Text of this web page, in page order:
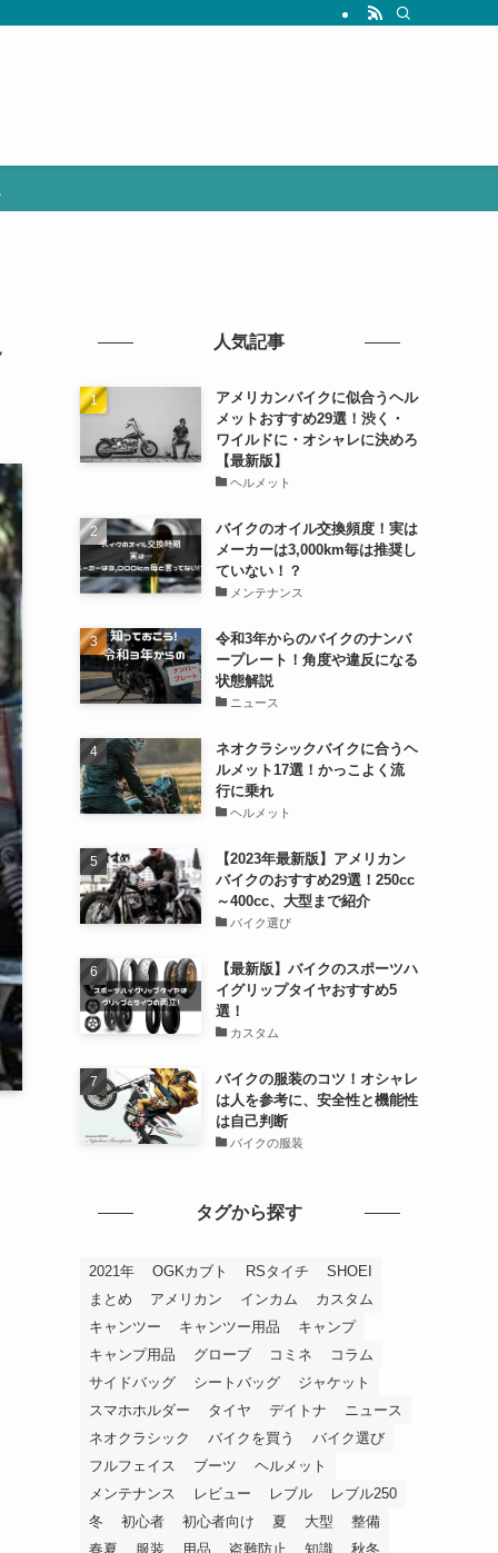
人気記事
アメリカンバイクに似合うヘル
メットおすすめ29選！渋く・
ワイルドに・オシャレに決めろ
【最新版】
ヘルメット
バイクのオイル交換頻度！実は
メーカーは3,000km毎は推奨し
ていない！？
メンテナンス
令和3年からのバイクのナンバ
ープレート！角度や違反になる
状態解説
ニュース
ネオクラシックバイクに合うヘ
ルメット17選！かっこよく流
行に乗れ
ヘルメット
【2023年最新版】アメリカン
バイクのおすすめ29選！250cc
～400cc、大型まで紹介
バイク選び
【最新版】バイクのスポーツハ
イグリップタイヤおすすめ5
選！
カスタム
バイクの服装のコツ！オシャレ
は人を参考に、安全性と機能性
は自己判断
バイクの服装
タグから探す
2021年 OGKカブト RSタイチ
SHOEI
まとめ
アメリカン インカム
カスタム
キャンツー
キャンツー用品
キャンプ
キャンプ用品
グローブ コミネ
コラム
サイドバッグ
シートバッグ
ジャケット
スマホホルダー
タイヤ デイトナ
ニュース
ネオクラシック
バイクを買う
バイク選び
フルフェイス
ブーツ
ヘルメット
メンテナンス
レビュー レブル
レブル250
冬
初心者 初心者向け 夏 大型
整備
春夏
服装 用品 盗難防止 知識
秋冬